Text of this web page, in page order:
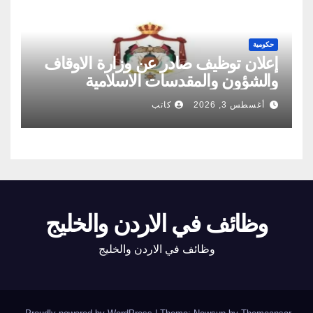
حكومية
إعلان توظيف صادر عن وزارة الاوقاف
والشؤون والمقدسات الاسلامية
أغسطس 3, 2026 كاتب
وظائف في الاردن والخليج
وظائف في الاردن والخليج